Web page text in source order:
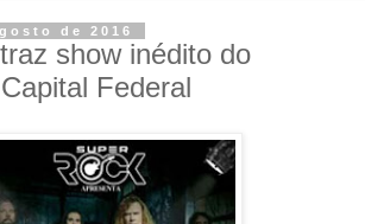
de 2016
show inédito do
Federal